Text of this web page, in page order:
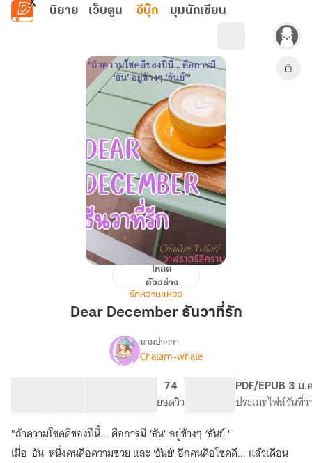
ข้ามไปยังเนื้อหาหลัก
นิยาย เว็บตูน อีบุ๊ก มุมนักเขียน
December
ธันวา
โหลด
ตัวอย่าง
รักหวานแหวว
Dear December ธันวาที่รัก
เรื่องDear
ธันวา
ที่รัก
นามปากกา
Chalam-whale
74
ยอดวิว
PDF/EPUB
ประเภทไฟล์
3 ม.
วันที่ว
"ถ้าความโชคดีของปีนี้... คือการมี ‘ธัน’ อยู่ข้างๆ ‘ธันย์ '
เมื่อ 'ธัน' หนึ่งคนคือความซวย และ 'ธันย์' อีกคนคือโชคดี... แล้วเดือน